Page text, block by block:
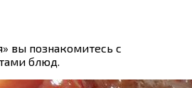
вы познакомитесь с
блюд.